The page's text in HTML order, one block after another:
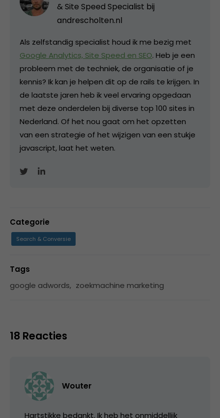
& Site Speed Specialist bij
andrescholten.nl
Als zelfstandig specialist houd ik me bezig met
Google Analytics, Site Speed en SEO. Heb je een
probleem met de techniek, de organisatie of je
kennis? Ik kan je helpen dit op de rails te krijgen. In
de laatste jaren heb ik veel ervaring opgedaan
met deze onderdelen bij diverse top 100 sites in
Nederland. Of het nou gaat om het opzetten
van een strategie of het wijzigen van een stukje
javascript, laat het weten.
Categorie
Search & Conversie
Tags
google adwords, zoekmachine marketing
18 Reacties
Wouter
Hartstikke bedankt. Ik heb het onmiddellijk